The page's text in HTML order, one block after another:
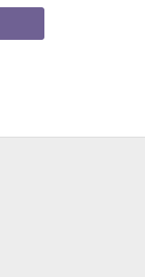
可以在前一晚厚敷 30
#益膚水 3 分鐘（打
緻度提升了，透著自
是喝飽水了！感謝Cici